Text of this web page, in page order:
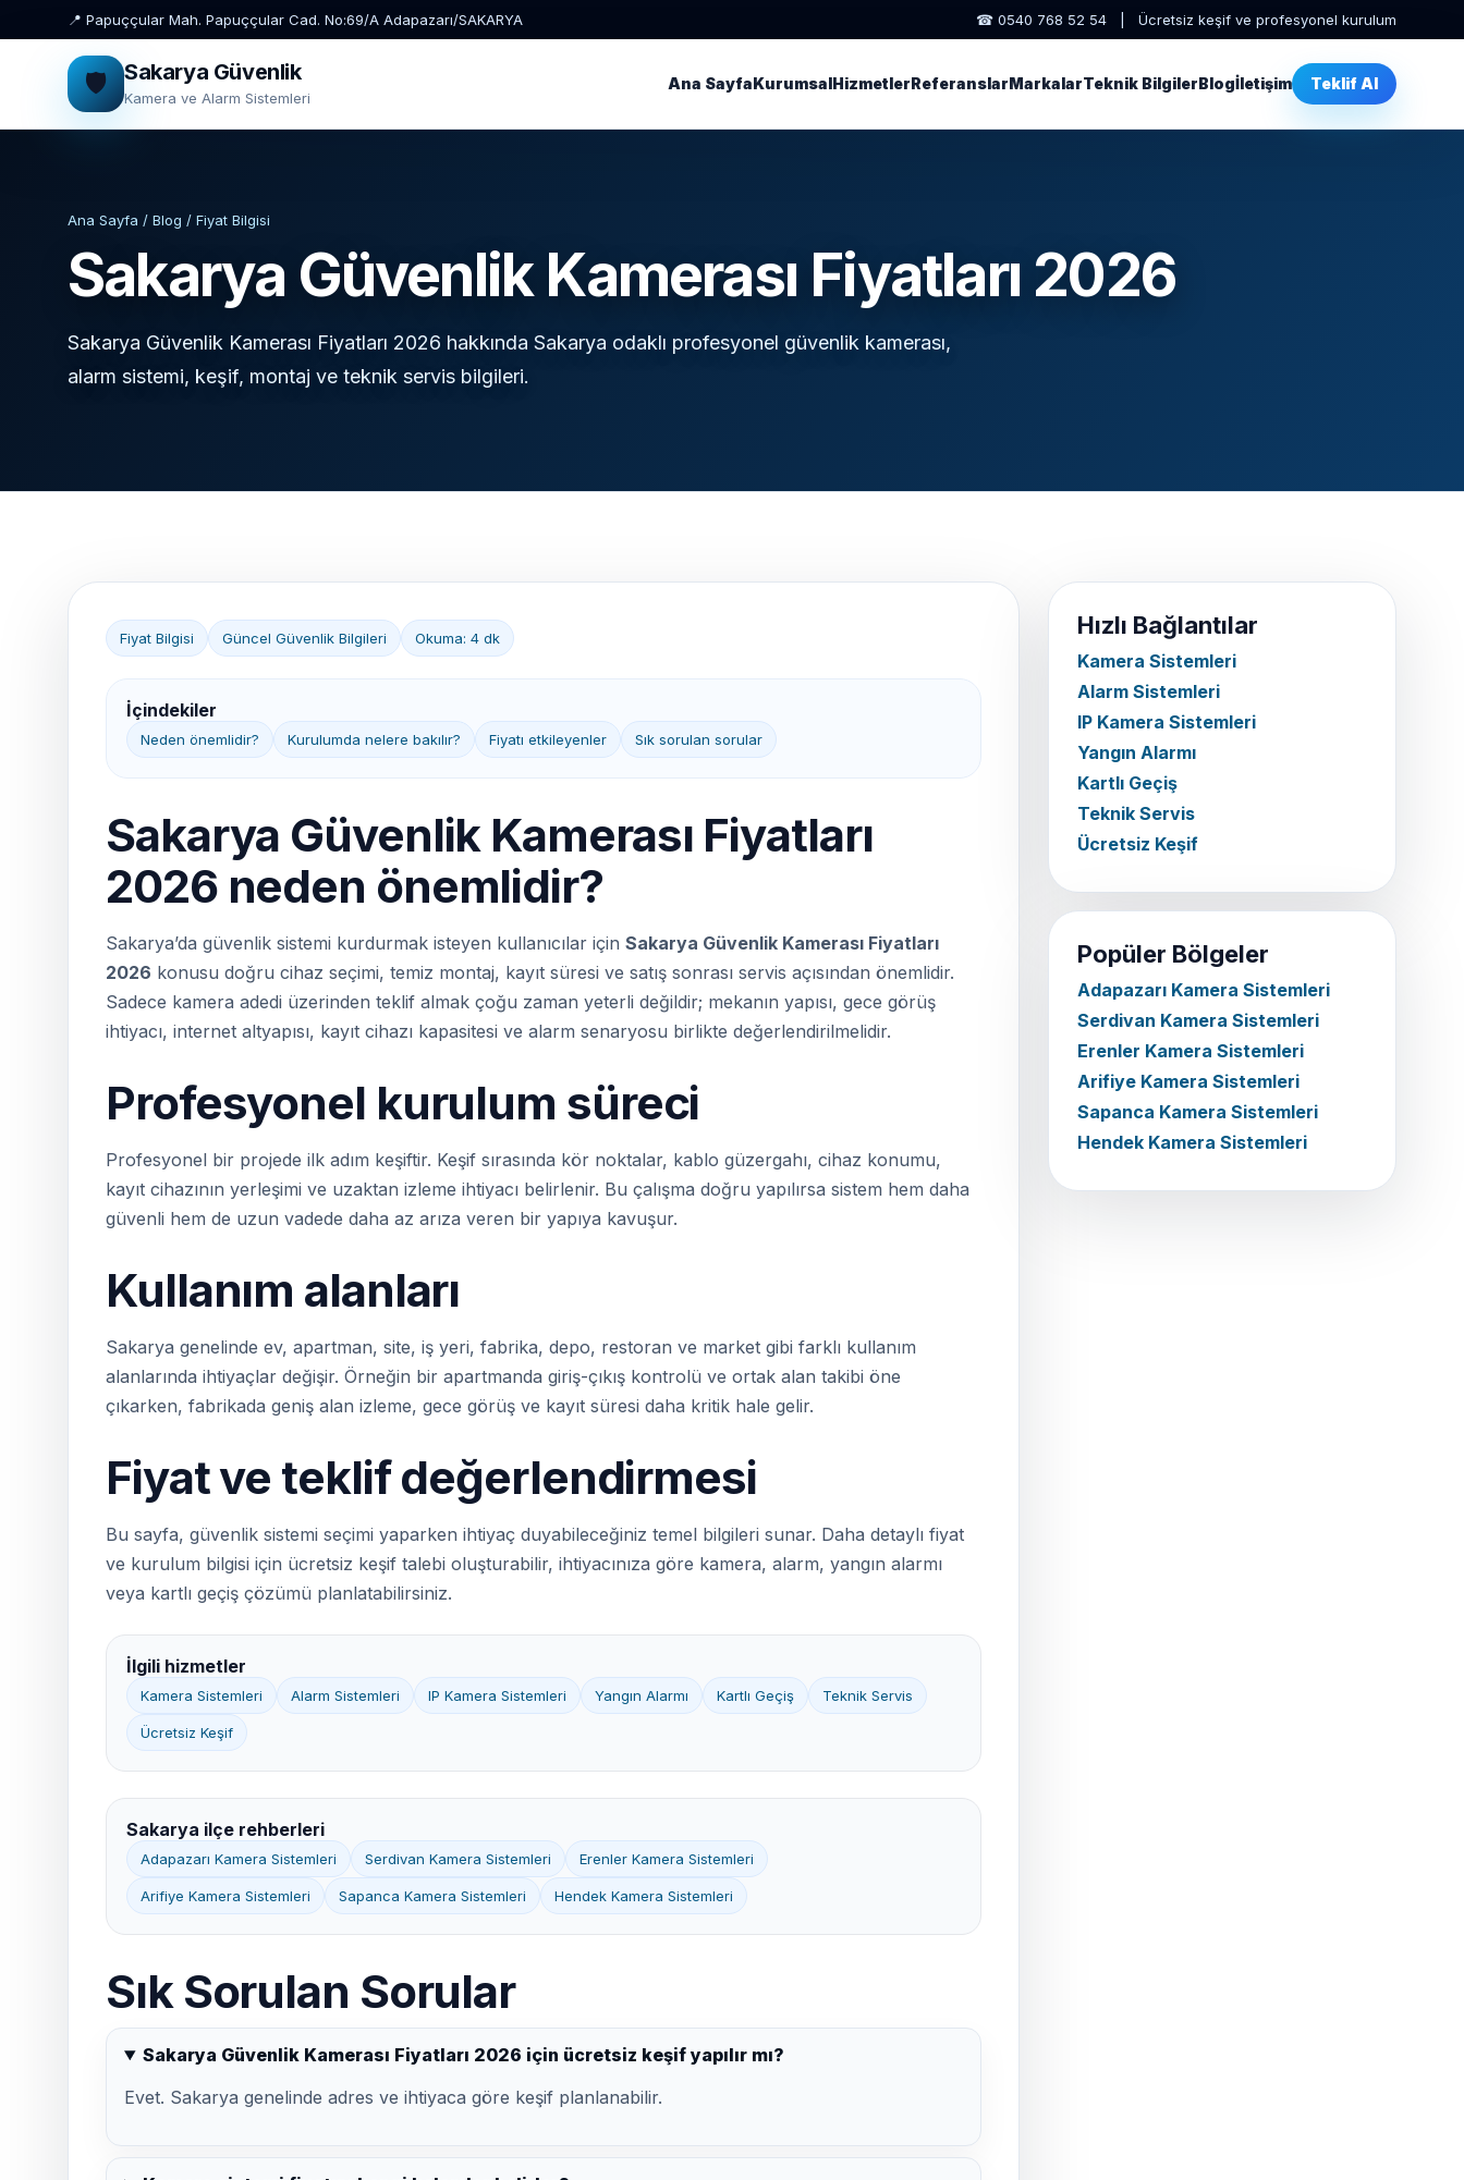
📍 Papuççular Mah. Papuççular Cad. No:69/A Adapazarı/SAKARYA ☎ 0540 768 52 54 | Ücretsiz keşif ve profesyonel kurulum
🛡️ Sakarya Güvenlik
Kamera ve Alarm Sistemleri
Ana SayfaKurumsalHizmetlerReferanslarMarkalarTeknik BilgilerBlogİletişim Teklif Al
Ana Sayfa / Blog / Fiyat Bilgisi
Sakarya Güvenlik Kamerası Fiyatları 2026
Sakarya Güvenlik Kamerası Fiyatları 2026 hakkında Sakarya odaklı profesyonel güvenlik kamerası,
alarm sistemi, keşif, montaj ve teknik servis bilgileri.
Fiyat Bilgisi Güncel Güvenlik Bilgileri Okuma: 4 dk
İçindekiler
Neden önemlidir? Kurulumda nelere bakılır? Fiyatı etkileyenler Sık sorulan sorular
Sakarya Güvenlik Kamerası Fiyatları
2026 neden önemlidir?
Sakarya’da güvenlik sistemi kurdurmak isteyen kullanıcılar için Sakarya Güvenlik Kamerası Fiyatları
2026 konusu doğru cihaz seçimi, temiz montaj, kayıt süresi ve satış sonrası servis açısından önemlidir.
Sadece kamera adedi üzerinden teklif almak çoğu zaman yeterli değildir; mekanın yapısı, gece görüş
ihtiyacı, internet altyapısı, kayıt cihazı kapasitesi ve alarm senaryosu birlikte değerlendirilmelidir.
Profesyonel kurulum süreci
Profesyonel bir projede ilk adım keşiftir. Keşif sırasında kör noktalar, kablo güzergahı, cihaz konumu,
kayıt cihazının yerleşimi ve uzaktan izleme ihtiyacı belirlenir. Bu çalışma doğru yapılırsa sistem hem daha
güvenli hem de uzun vadede daha az arıza veren bir yapıya kavuşur.
Kullanım alanları
Sakarya genelinde ev, apartman, site, iş yeri, fabrika, depo, restoran ve market gibi farklı kullanım
alanlarında ihtiyaçlar değişir. Örneğin bir apartmanda giriş-çıkış kontrolü ve ortak alan takibi öne
çıkarken, fabrikada geniş alan izleme, gece görüş ve kayıt süresi daha kritik hale gelir.
Fiyat ve teklif değerlendirmesi
Bu sayfa, güvenlik sistemi seçimi yaparken ihtiyaç duyabileceğiniz temel bilgileri sunar. Daha detaylı fiyat
ve kurulum bilgisi için ücretsiz keşif talebi oluşturabilir, ihtiyacınıza göre kamera, alarm, yangın alarmı
veya kartlı geçiş çözümü planlatabilirsiniz.
İlgili hizmetler
Kamera Sistemleri Alarm Sistemleri IP Kamera Sistemleri Yangın Alarmı Kartlı Geçiş Teknik Servis
Ücretsiz Keşif
Sakarya ilçe rehberleri
Adapazarı Kamera Sistemleri Serdivan Kamera Sistemleri Erenler Kamera Sistemleri
Arifiye Kamera Sistemleri Sapanca Kamera Sistemleri Hendek Kamera Sistemleri
Sık Sorulan Sorular
Sakarya Güvenlik Kamerası Fiyatları 2026 için ücretsiz keşif yapılır mı?
Evet. Sakarya genelinde adres ve ihtiyaca göre keşif planlanabilir.
Hızlı Bağlantılar
Kamera Sistemleri
Alarm Sistemleri
IP Kamera Sistemleri
Yangın Alarmı
Kartlı Geçiş
Teknik Servis
Ücretsiz Keşif
Popüler Bölgeler
Adapazarı Kamera Sistemleri
Serdivan Kamera Sistemleri
Erenler Kamera Sistemleri
Arifiye Kamera Sistemleri
Sapanca Kamera Sistemleri
Hendek Kamera Sistemleri